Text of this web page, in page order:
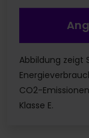
Abbildung zeigt
CO2-
Klasse E.